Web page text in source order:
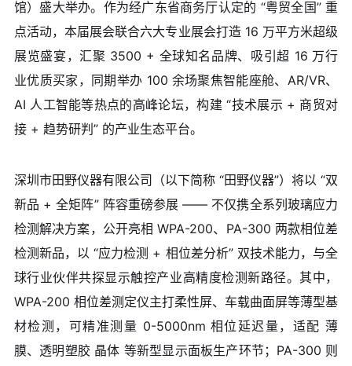
馆）盛大举办。作为经广东省商务厅认定的 “粤贸全国” 重
点活动，本届展会联合六大专业展会打造 16 万平方米超级
展览盛宴，汇聚 3500 + 全球知名品牌、吸引超 16 万行
业优质买家，同期举办 100 余场聚焦智能座舱、AR/VR、
AI 人工智能等热点的高峰论坛，构建 “技术展示 + 商贸对
接 + 趋势研判” 的产业生态平台。
深圳市田野仪器有限公司（以下简称 “田野仪器”）将以 “双
新品 + 全矩阵” 阵容重磅参展 —— 不仅携全系列玻璃应力
检测解决方案，公开亮相 WPA-200、PA-300 两款相位差
检测新品，以 “应力检测 + 相位差分析” 双技术能力，与全
球行业伙伴共探显示触控产业高精度检测新路径。其中，
WPA-200 相位差测定仪主打柔性屏、车载曲面屏等薄型基
材检测，可精准测量 0-5000nm 相位延迟量，适配 薄
膜、透明塑胶 晶体 等新型显示面板生产环节；PA-300 则